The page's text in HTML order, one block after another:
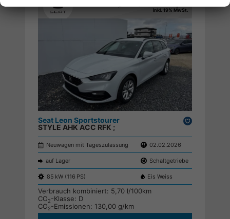
inkl. 19% MwSt.
Seat Leon Sportstourer
STYLE AHK ACC RFK ;
Neuwagen mit Tageszulassung 02.02.2026
auf Lager Schaltgetriebe
85 kW (116 PS) Eis Weiss
Verbrauch kombiniert: 5,70 l/100km
CO2-Klasse: D
CO2-Emissionen: 130,00 g/km